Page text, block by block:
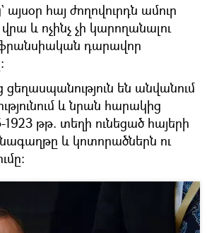
այսօր հայ ժողովուրդն ամուր
և ոչինչ չի կարողանալու
ֆրանսիական դարավոր
ցեղասպանություն են անվանում
և նրան հարակից
1923 թթ. տեղի ունեցած հայերի
և կոտորածներն ու